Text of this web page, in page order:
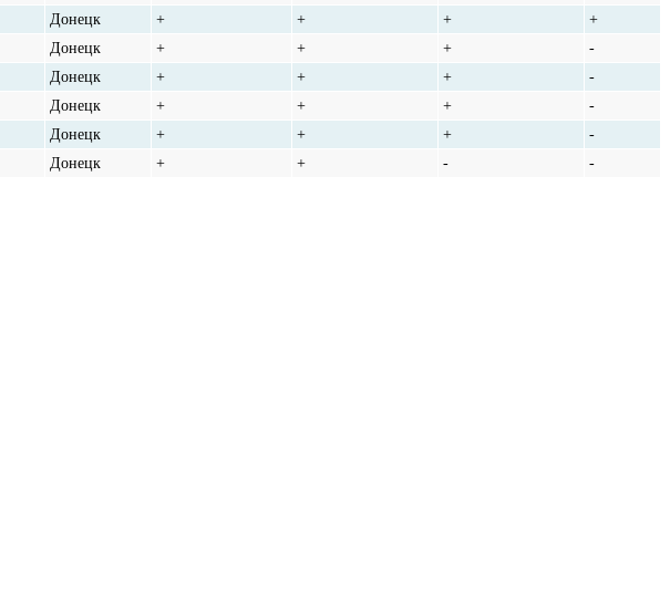
Донецк + + +
+
Донецк + + +
-
Донецк + + +
-
Донецк + + +
-
Донецк + + +
-
Донецк + + - -